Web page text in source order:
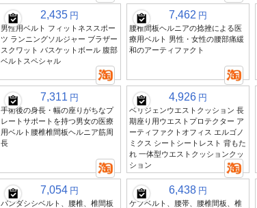
2,435 円
男性用ベルト フィットネススポー
ツ ランニングソルジャー ブラザー
スクワット バスケットボール 腹部
ベルトスペシャル
7,462 円
腰椎間板ヘルニアの捻挫による医
療用ベルト 男性・女性の腰部痛緩
和のアーティファクト
7,311 円
手術後の身長・幅の座りがちなプ
レートサポートを持つ男女の医療
用ベルト腰椎椎間板ヘルニア筋周
長
4,926 円
ベリジェンウエストクッション 長
期座り用ウエストプロテクター ア
ーティファクトオフィス エルゴノ
ミクス シートシートレスト 背もた
れ 一体型ウエストクッションクッ
ション
7,054 円
パンダシシベルト、腰椎、椎間板
6,438 円
ケフベルト、腰帯、腰椎間板、椎